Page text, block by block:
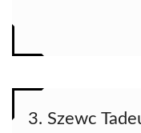
3. Szewc